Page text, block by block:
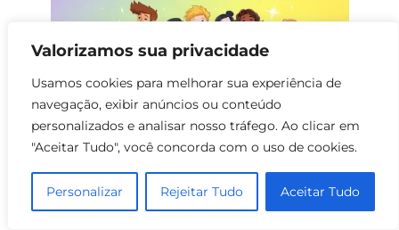
Valorizamos sua privacidade
Usamos cookies para melhorar sua experiência de
navegação, exibir anúncios ou conteúdo
personalizados e analisar nosso tráfego. Ao clicar em
"Aceitar Tudo", você concorda com o uso de cookies.
Personalizar Rejeitar Tudo Aceitar Tudo
Filmes de Fantasia com Sobrinhos